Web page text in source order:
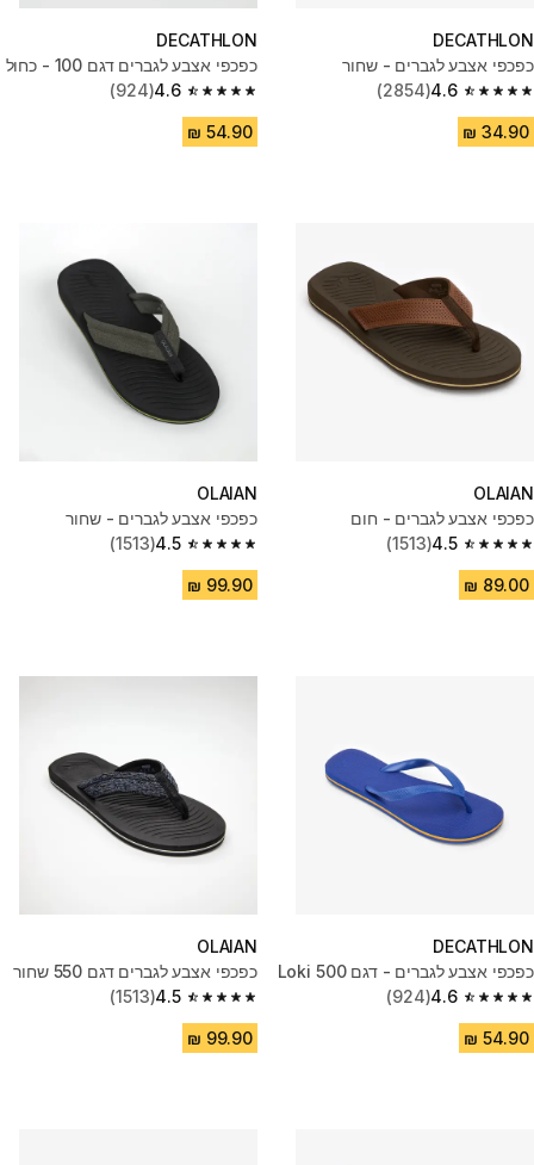
DECATHLON
כפכפי אצבע לגברים - שחור
4.6
4.6 out of 5 stars from 2854 reviews
(2854)
DECATHLON
כפכפי אצבע לגברים דגם 100 - כחול
4.6
4.6 out of 5 stars from 924 reviews
(924)
OLAIAN
כפכפי אצבע לגברים - חום
4.5
4.5 out of 5 stars from 1513 reviews
(1513)
OLAIAN
כפכפי אצבע לגברים - שחור
4.5
4.5 out of 5 stars from 1513 reviews
(1513)
DECATHLON
כפכפי אצבע לגברים - דגם 500 Loki
4.6
4.6 out of 5 stars from 924 reviews
(924)
OLAIAN
כפכפי אצבע לגברים דגם 550 שחור
4.5
4.5 out of 5 stars from 1513 reviews
(1513)